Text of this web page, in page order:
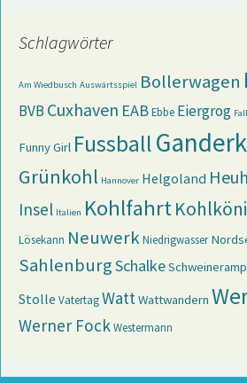
Schlagwörter
Am Wiedbusch Auswärtsspiel Bollerwagen
BVBCuxhaven EABEbbe Eiergrog
Funny Girl Fussball
Grünkohl Hannover Helgoland
Insel Italien Kohlfahrt
Lösekann NeuwerkNiedrigwasser
SahlenburgSchalke
Stolle VatertagWattWattwandern
Werner FockWestermann